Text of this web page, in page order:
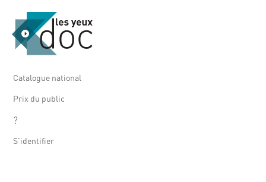
Catalogue national
Prix du public
?
S'identifier